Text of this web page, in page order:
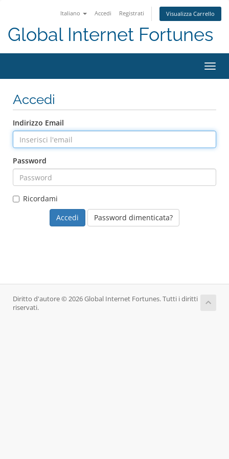
Italiano Accedi Registrati Visualizza Carrello
Global Internet Fortunes
Attiva
Accedi
Indirizzo Email
Password
Ricordami
Password dimenticata?
Diritto d'autore © 2026 Global Internet Fortunes. Tutti i diritti
riservati.